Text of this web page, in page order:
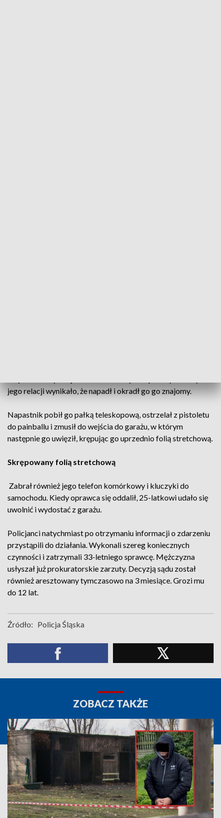
jego relacji wynikało, że napadł i okradł go go znajomy.
Napastnik pobił go pałką teleskopową, ostrzelał z pistoletu
do painballu i zmusił do wejścia do garażu, w którym
następnie go uwięził, krępując go uprzednio folią stretchową.
Skrępowany folią stretchową
Zabrał również jego telefon komórkowy i kluczyki do
samochodu. Kiedy oprawca się oddalił, 25-latkowi udało się
uwolnić i wydostać z garażu.
Policjanci natychmiast po otrzymaniu informacji o zdarzeniu
przystąpili do działania. Wykonali szereg koniecznych
czynności i zatrzymali 33-letniego sprawcę. Mężczyzna
usłyszał już prokuratorskie zarzuty. Decyzją sądu został
również aresztowany tymczasowo na 3 miesiące. Grozi mu
do 12 lat.
Źródło: Policja Śląska
ZOBACZ TAKŻE